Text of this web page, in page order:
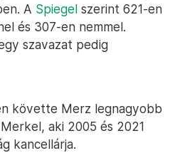
A Spiegel szerint 621-en
és 307-en nemmel.
szavazat pedig
követte Merz legnagyobb
aki 2005 és 2021
kancellárja.